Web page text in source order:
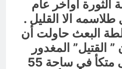
الثورة أواخر عام
طلاسمه الا القليل .
البعث حاولت أن
القتيل” المغدور
والمعلقة جثته على متكأ في ساحة 55